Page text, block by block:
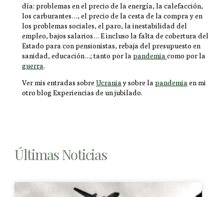
día: problemas en el precio de la energía, la calefacción,
los carburantes…, el precio de la cesta de la compra y en
los problemas sociales, el paro, la inestabilidad del
empleo, bajos salarios… E incluso la falta de cobertura del
Estado para con pensionistas, rebaja del presupuesto en
sanidad, educación…; tanto por la pandemia como por la
guerra.
Ver mis entradas sobre Ucraniay sobre la pandemia en mi
otro blog Experiencias de un jubilado.
Últimas Noticias